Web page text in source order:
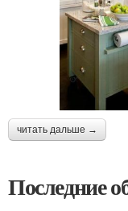
читать дальше →
Последние